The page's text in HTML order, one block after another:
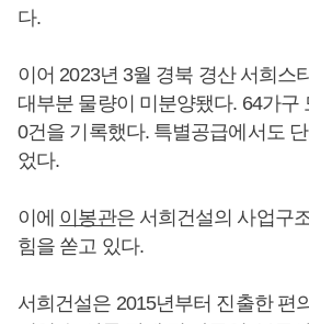
다.
이어 2023년 3월 경북 경산 서희스
대부분 물량이 미분양됐다. 64가구
0건을 기록했다. 특별공급에서도
었다.
이에 이봉관은 서희건설의 사업구
힘을 쏟고 있다.
서희건설은 2015년부터 진출한 편